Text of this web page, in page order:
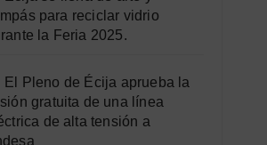
para reciclar vidrio
la Feria 2025.
El Pleno de Écija aprueba la
gratuita de una línea
de alta tensión a